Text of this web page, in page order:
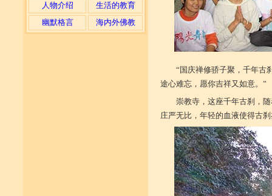
人物介绍
生活的教育
幽默格言
海内外佛教
“国庆禅修骄子聚，千年古
途心难忘，愿你吉祥又如意。”
崇教寺，这座千年古刹，
庄严无比，年轻的血液使得古